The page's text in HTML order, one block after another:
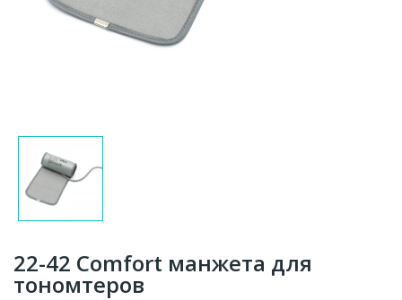
22-42 Comfort манжета для
тономтеров